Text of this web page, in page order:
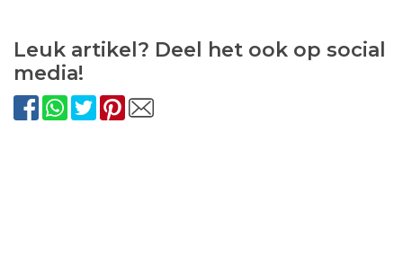
Leuk artikel? Deel het ook op social
media!